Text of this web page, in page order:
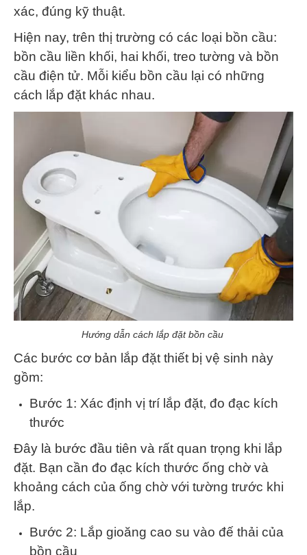
xác, đúng kỹ thuật.
Hiện nay, trên thị trường có các loại bồn cầu:
bồn cầu liền khối, hai khối, treo tường và bồn
cầu điện tử. Mỗi kiểu bồn cầu lại có những
cách lắp đặt khác nhau.
Hướng dẫn cách lắp đặt bồn cầu
Các bước cơ bản lắp đặt thiết bị vệ sinh này
gồm:
Bước 1: Xác định vị trí lắp đặt, đo đạc kích
thước
Đây là bước đầu tiên và rất quan trọng khi lắp
đặt. Bạn cần đo đạc kích thước ống chờ và
khoảng cách của ống chờ với tường trước khi
lắp.
Bước 2: Lắp gioăng cao su vào đế thải của
bồn cầu